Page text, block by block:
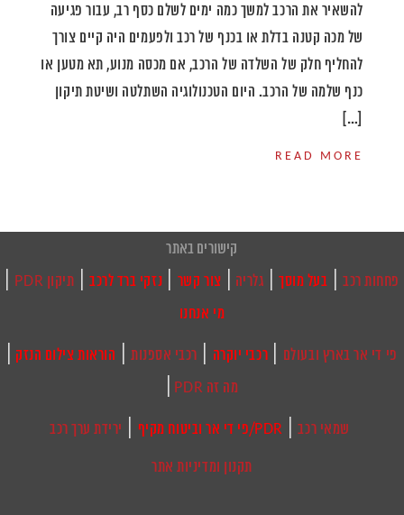
להשאיר את הרכב למשך כמה ימים לשלם כסף רב, עבור פגיעה
של מכה קטנה בדלת או בכנף של רכב ולפעמים היה קיים צורך
להחליף חלק של השלדה של הרכב, אם מכסה מנוע, תא מטען או
כנף שלמה של הרכב. היום הטכנולוגיה השתלטה ושיטת תיקון
[…]
READ MORE
קישורים באתר
פחחות רכב| בעל מוסך| גלריה צור קשר נזקי ברד לרכב| תיקון PDR
מי אנחנו
פי די אר בארץ ובעולם רכבי יוקרה רכבי אספנות| הוראות צילום הנזק
מה זה PDR
שמאי רכב| PDR/פי די אר וביטוח מקיף ירידת ערך רכב
תקנון ומדיניות אתר